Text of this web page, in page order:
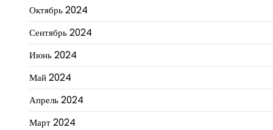
Октябрь 2024
Сентябрь 2024
Июнь 2024
Май 2024
Апрель 2024
Март 2024